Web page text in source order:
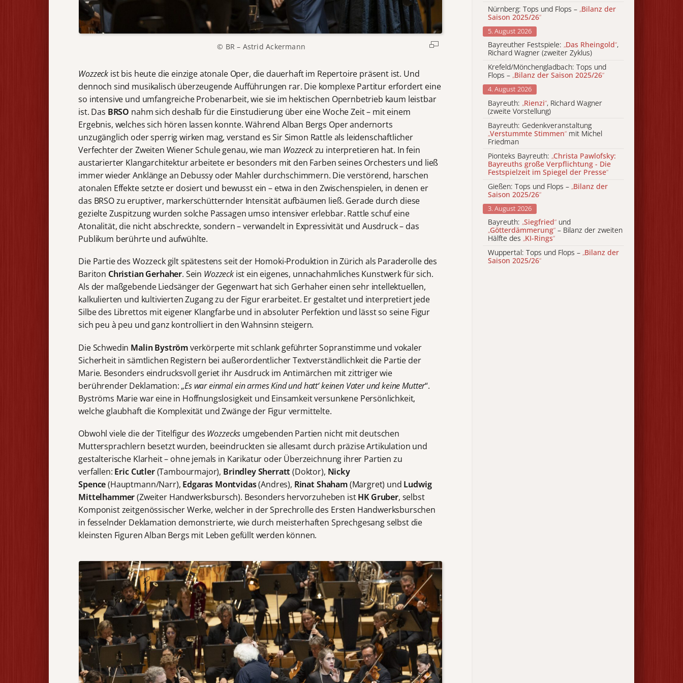
© BR – Astrid Ackermann
Wozzeck ist bis heute die einzige atonale Oper, die dauerhaft im Repertoire präsent ist. Und
dennoch sind musikalisch überzeugende Aufführungen rar. Die komplexe Partitur erfordert eine
so intensive und umfangreiche Probenarbeit, wie sie im hektischen Opernbetrieb kaum leistbar
ist. Das BRSO nahm sich deshalb für die Einstudierung über eine Woche Zeit – mit einem
Ergebnis, welches sich hören lassen konnte. Während Alban Bergs Oper andernorts
unzugänglich oder sperrig wirken mag, verstand es Sir Simon Rattle als leidenschaftlicher
Verfechter der Zweiten Wiener Schule genau, wie man Wozzeckzu interpretieren hat. In fein
austarierter Klangarchitektur arbeitete er besonders mit den Farben seines Orchesters und ließ
immer wieder Anklänge an Debussy oder Mahler durchschimmern. Die verstörend, harschen
atonalen Effekte setzte er dosiert und bewusst ein – etwa in den Zwischenspielen, in denen er
das BRSO zu eruptiver, markerschütternder Intensität aufbäumen ließ. Gerade durch diese
gezielte Zuspitzung wurden solche Passagen umso intensiver erlebbar. Rattle schuf eine
Atonalität, die nicht abschreckte, sondern – verwandelt in Expressivität und Ausdruck – das
Publikum berührte und aufwühlte.
Die Partie des Wozzeck gilt spätestens seit der Homoki-Produktion in Zürich als Paraderolle des
Bariton Christian Gerhaher. Sein Wozzeckist ein eigenes, unnachahmliches Kunstwerk für sich.
Als der maßgebende Liedsänger der Gegenwart hat sich Gerhaher einen sehr intellektuellen,
kalkulierten und kultivierten Zugang zu der Figur erarbeitet. Er gestaltet und interpretiert jede
Silbe des Librettos mit eigener Klangfarbe und in absoluter Perfektion und lässt so seine Figur
sich peu à peu und ganz kontrolliert in den Wahnsinn steigern.
Die Schwedin Malin Byströmverkörperte mit schlank geführter Sopranstimme und vokaler
Sicherheit in sämtlichen Registern bei außerordentlicher Textverständlichkeit die Partie der
Marie. Besonders eindrucksvoll geriet ihr Ausdruck im Antimärchen mit zittriger wie
berührender Deklamation: „Es war einmal ein armes Kind und hatt‘ keinen Vater und keine Mutter“.
Byströms Marie war eine in Hoffnungslosigkeit und Einsamkeit versunkene Persönlichkeit,
welche glaubhaft die Komplexität und Zwänge der Figur vermittelte.
Obwohl viele die der Titelfigur des Wozzecks umgebenden Partien nicht mit deutschen
Muttersprachlern besetzt wurden, beeindruckten sie allesamt durch präzise Artikulation und
gestalterische Klarheit – ohne jemals in Karikatur oder Überzeichnung ihrer Partien zu
verfallen: Eric Cutler(Tambourmajor), Brindley Sherratt(Doktor), Nicky
Spence(Hauptmann/Narr), Edgaras Montvidas(Andres), Rinat Shaham(Margret) und Ludwig
Mittelhammer(Zweiter Handwerksbursch). Besonders hervorzuheben istHK Gruber, selbst
Komponist zeitgenössischer Werke, welcher in der Sprechrolle des Ersten Handwerksburschen
in fesselnder Deklamation demonstrierte, wie durch meisterhaften Sprechgesang selbst die
kleinsten Figuren Alban Bergs mit Leben gefüllt werden können.
Nürnberg: Tops und Flops – „Bilanz der
Saison 2025/26“
5. August 2026
Bayreuther Festspiele: „Das Rheingold“,
Richard Wagner (zweiter Zyklus)
Krefeld/Mönchengladbach: Tops und
Flops – „Bilanz der Saison 2025/26“
4. August 2026
Bayreuth: „Rienzi“, Richard Wagner
(zweite Vorstellung)
Bayreuth: Gedenkveranstaltung
„Verstummte Stimmen“ mit Michel
Friedman
Pionteks Bayreuth: „Christa Pawlofsky:
Bayreuths große Verpflichtung - Die
Festspielzeit im Spiegel der Presse“
Gießen: Tops und Flops – „Bilanz der
Saison 2025/26“
3. August 2026
Bayreuth: „Siegfried“ und
„Götterdämmerung“ – Bilanz der zweiten
Hälfte des „KI-Rings“
Wuppertal: Tops und Flops – „Bilanz der
Saison 2025/26“